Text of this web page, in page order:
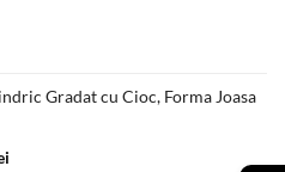
Gradat cu Cioc, Forma Joasa